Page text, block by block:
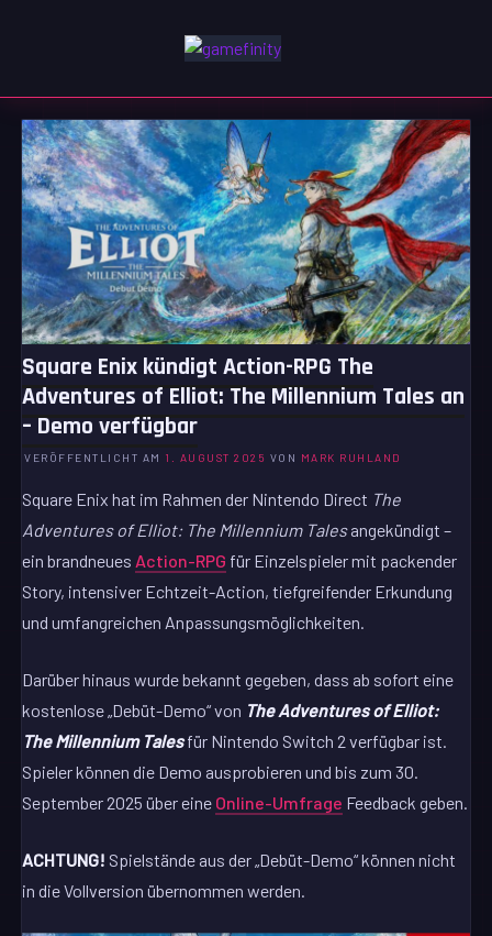
Square Enix kündigt Action-RPG The
Adventures of Elliot: The Millennium Tales an
– Demo verfügbar
VERÖFFENTLICHT AM 1. AUGUST 2025 VON MARK RUHLAND
Square Enix hat im Rahmen der Nintendo Direct The
Adventures of Elliot: The Millennium Talesangekündigt –
ein brandneues Action-RPG für Einzelspieler mit packender
Story, intensiver Echtzeit-Action, tiefgreifender Erkundung
und umfangreichen Anpassungsmöglichkeiten.
Darüber hinaus wurde bekannt gegeben, dass ab sofort eine
kostenlose „Debüt-Demo“ von The Adventures of Elliot:
The Millennium Talesfür Nintendo Switch 2 verfügbar ist.
Spieler können die Demo ausprobieren und bis zum 30.
September 2025 über eine Online-Umfrage Feedback geben.
ACHTUNG! Spielstände aus der „Debüt-Demo“ können nicht
in die Vollversion übernommen werden.